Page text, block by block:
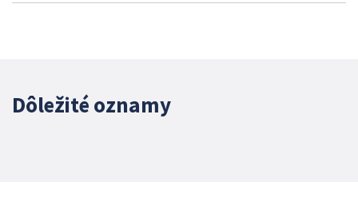
Dôležité oznamy